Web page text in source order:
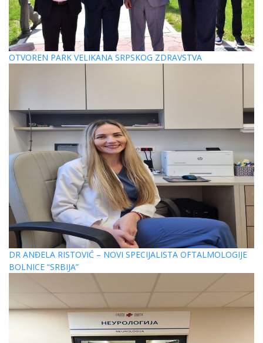
OTVOREN PARK VELIKANA SRPSKOG ZDRAVSTVA
DR ANĐELA RISTOVIĆ – NOVI SPECIJALISTA OFTALMOLOGIJE
BOLNICE “SRBIJA”